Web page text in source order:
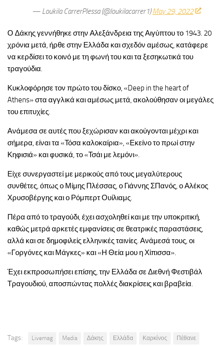
— Loukila CarrerPlessa (@loukilacarrer1)May 29, 2022
Ο Δάκης γεννήθηκε στην Αλεξάνδρεια της Αιγύπτου το 1943. 20
χρόνια μετά, ήρθε στην Ελλάδα και σχεδόν αμέσως, κατάφερε
να κερδίσει το κοινό με τη φωνή του και τα ξεσηκωτικά του
τραγούδια.
Κυκλοφόρησε τον πρώτο του δίσκο, «Deep in the heart of
Athens» στα αγγλικά και αμέσως μετά, ακολούθησαν οι μεγάλες
του επιτυχίες.
Ανάμεσα σε αυτές που ξεχώρισαν και ακούγονται μέχρι και
σήμερα, είναι τα «Τόσα καλοκαίρια», «Εκείνο το πρωί στην
Κηφισιά» και φυσικά, το «Τσάι με λεμόνι».
Είχε συνεργαστεί με μερικούς από τους μεγαλύτερους
συνθέτες, όπως ο Μίμης Πλέσσας, ο Γιάννης ΣΠανός, ο Αλέκος
Χρυσοβέργης και ο Ρόμπερτ Ουίλιαμς.
Πέρα από το τραγούδι, έχει ασχοληθεί και με την υποκριτική,
καθώς μετρά αρκετές εμφανίσεις σε θεατρικές παραστάσεις,
αλλά και σε δημοφιλείς ελληνικές ταινίες. Ανάμεσά τους, οι
«Γοργόνες και Μάγκες» και «Η Θεία μου η Χίπισσα».
Έχει εκπροσωπήσει επίσης, την Ελλάδα σε Διεθνή Φεστιβάλ
Τραγουδιού, αποσπώντας πολλές διακρίσεις και βραβεία.
Tags: Livemag Media Δάκης Ελλάδα Καρκίνος Πέθανε